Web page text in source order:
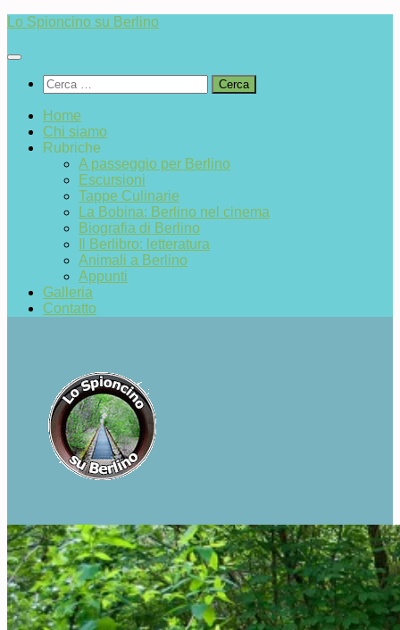
Salta
contenuto
Lo Spioncino su Berlino
Ricerca
per:
Home
Chi siamo
Rubriche
A passeggio per Berlino
Escursioni
Tappe Culinarie
La Bobina: Berlino nel cinema
Biografia di Berlino
Il Berlibro: letteratura
Animali a Berlino
Appunti
Galleria
Contatto